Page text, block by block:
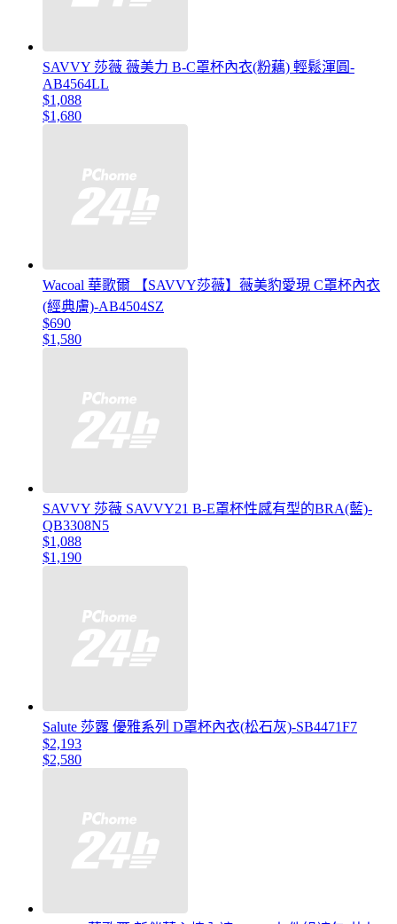
SAVVY 莎薇 薇美力 B-C罩杯內衣(粉藕) 輕鬆渾圓-
AB4564LL
$1,088
$1,680
Wacoal 華歌爾 【SAVVY莎薇】薇美豹愛現 C罩杯內衣
(經典膚)-AB4504SZ
$690
$1,580
SAVVY 莎薇 SAVVY21 B-E罩杯性感有型的BRA(藍)-
QB3308N5
$1,088
$1,190
Salute 莎露 優雅系列 D罩杯內衣(松石灰)-SB4471F7
$2,193
$2,580